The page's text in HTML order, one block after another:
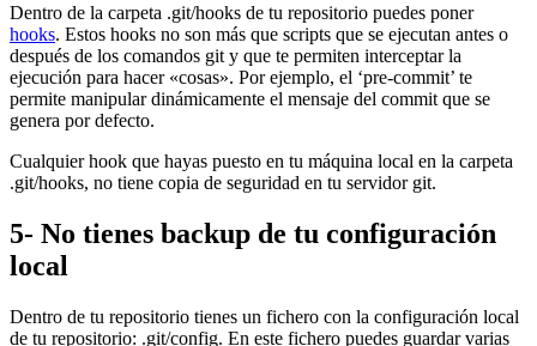
Dentro de la carpeta .git/hooks de tu repositorio puedes poner
hooks. Estos hooks no son más que scripts que se ejecutan antes o
después de los comandos git y que te permiten interceptar la
ejecución para hacer «cosas». Por ejemplo, el ‘pre-commit’ te
permite manipular dinámicamente el mensaje del commit que se
genera por defecto.
Cualquier hook que hayas puesto en tu máquina local en la carpeta
.git/hooks, no tiene copia de seguridad en tu servidor git.
5- No tienes backup de tu configuración
local
Dentro de tu repositorio tienes un fichero con la configuración local
de tu repositorio: .git/config. En este fichero puedes guardar varias